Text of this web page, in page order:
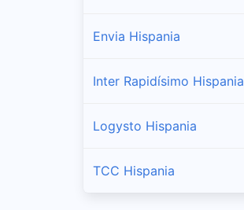
Envia Hispania
Inter Rapidísimo Hispania
Logysto Hispania
TCC Hispania